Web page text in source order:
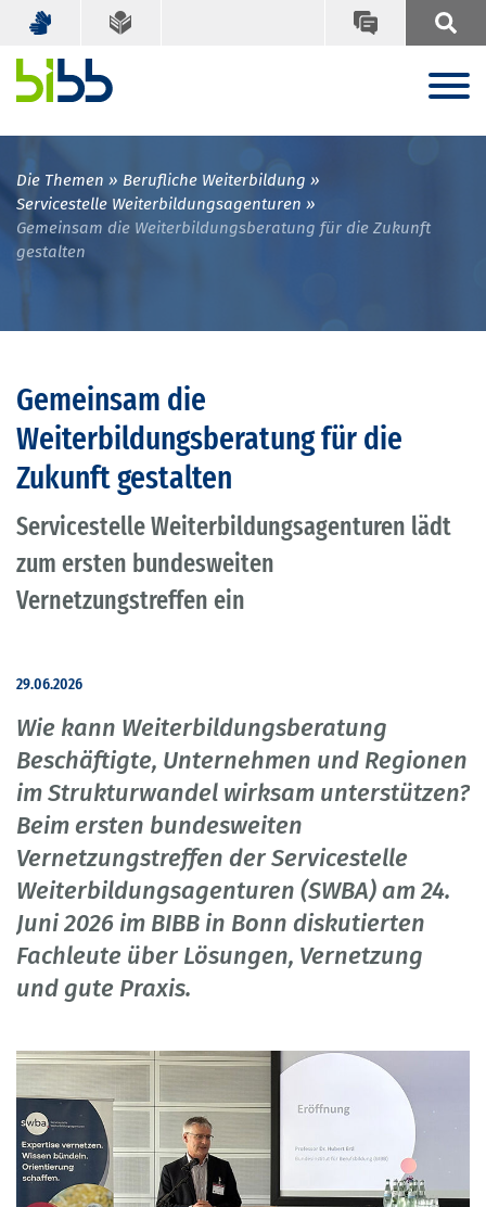
Die Themen
Berufliche Weiterbildung
Servicestelle Weiterbildungsagenturen
Gemeinsam die Weiterbildungsberatung für die Zukunft
gestalten
Gemeinsam die
Weiterbildungsberatung für die
Zukunft gestalten
Servicestelle Weiterbildungsagenturen lädt
zum ersten bundesweiten
Vernetzungstreffen ein
29.06.2026
Wie kann Weiterbildungsberatung
Beschäftigte, Unternehmen und Regionen
im Strukturwandel wirksam unterstützen?
Beim ersten bundesweiten
Vernetzungstreffen der Servicestelle
Weiterbildungsagenturen (SWBA) am 24.
Juni 2026 im BIBB in Bonn diskutierten
Fachleute über Lösungen, Vernetzung
und gute Praxis.